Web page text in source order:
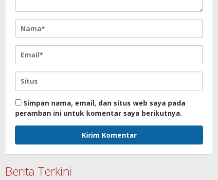
Simpan nama, email, dan situs web saya pada
peramban ini untuk komentar saya berikutnya.
Berita Terkini